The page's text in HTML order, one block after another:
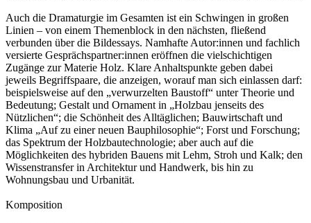
Auch die Dramaturgie im Gesamten ist ein Schwingen in großen
Linien – von einem Themenblock in den nächsten, fließend
verbunden über die Bildessays. Namhafte Autor:innen und fachlich
versierte Gesprächspartner:innen eröffnen die vielschichtigen
Zugänge zur Materie Holz. Klare Anhaltspunkte geben dabei
jeweils Begriffspaare, die anzeigen, worauf man sich einlassen darf:
beispielsweise auf den „verwurzelten Baustoff“ unter Theorie und
Bedeutung; Gestalt und Ornament in „Holzbau jenseits des
Nützlichen“; die Schönheit des Alltäglichen; Bauwirtschaft und
Klima „Auf zu einer neuen Bauphilosophie“; Forst und Forschung;
das Spektrum der Holzbautechnologie; aber auch auf die
Möglichkeiten des hybriden Bauens mit Lehm, Stroh und Kalk; den
Wissenstransfer in Architektur und Handwerk, bis hin zu
Wohnungsbau und Urbanität.
Komposition